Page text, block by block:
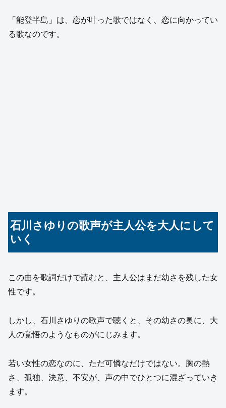
「能登半島」は、恋が叶った歌ではなく、恋に向かってい
る歌なのです。
石川さゆりの歌声が主人公を大人にして
いく
この曲を歌詞だけで読むと、主人公はまだ幼さを残した女
性です。
しかし、石川さゆりの歌声で聴くと、その幼さの奥に、大
人の覚悟のようなものがにじみます。
若い女性の恋なのに、ただ可憐なだけではない。胸の熱
さ、孤独、決意、不安が、声の中でひとつに混ざっていき
ます。